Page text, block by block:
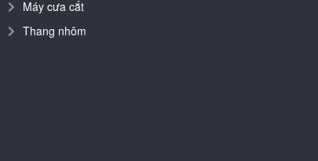
Máy cưa cắt
Thang nhôm